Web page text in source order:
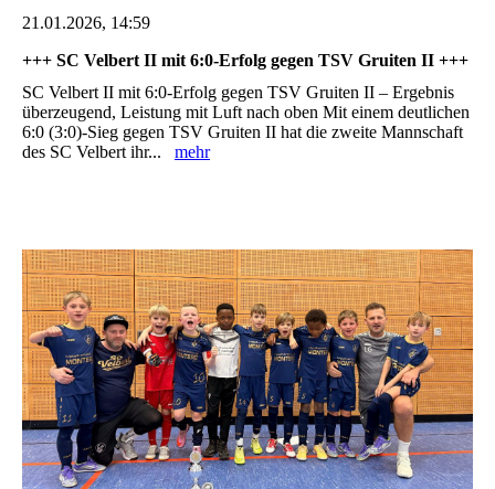
21.01.2026, 14:59
+++ SC Velbert II mit 6:0-Erfolg gegen TSV Gruiten II +++
SC Velbert II mit 6:0-Erfolg gegen TSV Gruiten II – Ergebnis
überzeugend, Leistung mit Luft nach oben Mit einem deutlichen
6:0 (3:0)-Sieg gegen TSV Gruiten II hat die zweite Mannschaft
des SC Velbert ihr... mehr